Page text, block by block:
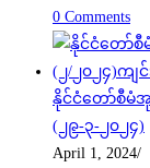
0 Comments
နိုင်ငံတော်စီမံအု
(၂၉-၃-၂၀၂၄)
April 1, 2024/